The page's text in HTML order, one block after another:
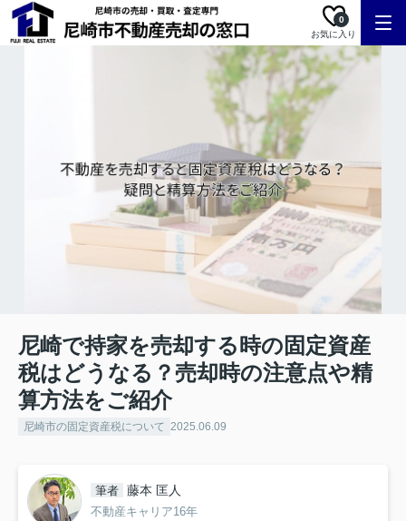
お気に入り
0
尼崎で持家を売却する時の固定資産
税はどうなる？売却時の注意点や精
算方法をご紹介
尼崎市の固定資産税について 2025.06.09
筆者 藤本 匡人
不動産キャリア16年